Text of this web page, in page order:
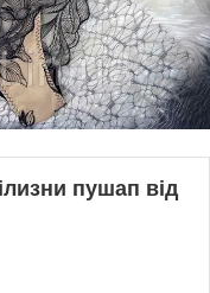
пушап від